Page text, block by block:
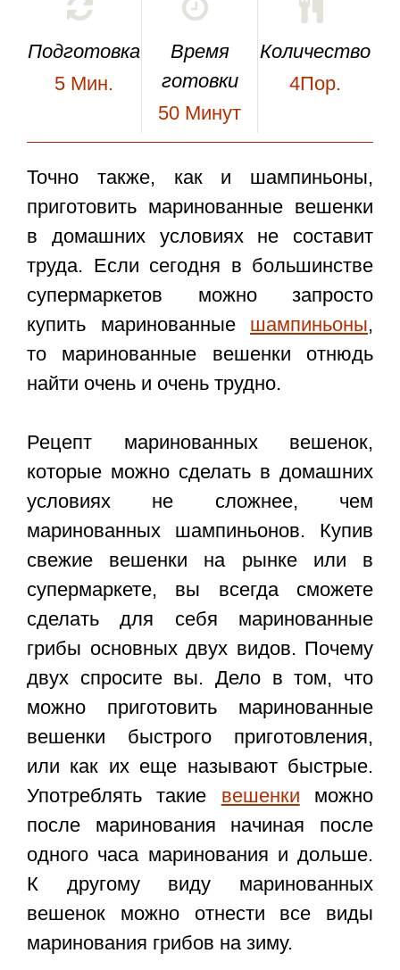
Подготовка
5 Мин.
Время
готовки
50 Минут
Количество
4Пор.
Точно также, как и шампиньоны,
приготовить маринованные вешенки
в домашних условияхне составит
труда. Если сегодня в большинстве
супермаркетов можно запросто
купить маринованные шампиньоны,
то маринованные вешенки отнюдь
найти очень и очень трудно.
Рецепт маринованных вешенок,
которые можно сделать в домашних
условиях не сложнее, чем
маринованных шампиньонов. Купив
свежие вешенки на рынке или в
супермаркете, вы всегда сможете
сделать для себя маринованные
грибы основных двух видов. Почему
двух спросите вы. Дело в том, что
можно приготовить маринованные
вешенки быстрого приготовления,
или как их еще называют быстрые.
Употреблять такие вешенки можно
после маринования начиная после
одного часа маринования и дольше.
К другому виду маринованных
вешенок можно отнести все виды
маринования грибов на зиму.